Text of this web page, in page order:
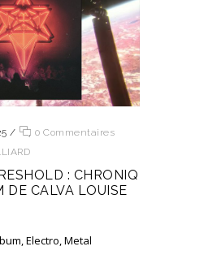
/
0 Commentaires
: CHRONIQ
DE CALVA LOUISE
Electro Metal